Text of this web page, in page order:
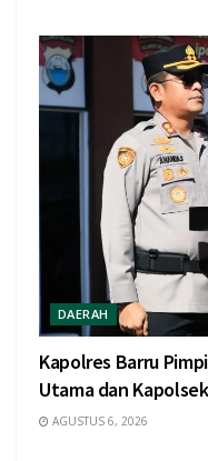
DAERAH
Kapolres Barru
Utama dan
AGUSTUS 6, 2026